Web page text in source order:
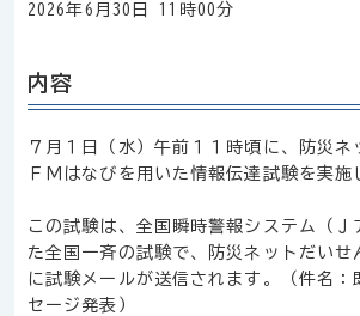
2026年6月30日 11時00分
内容
７月１日（水）午前１１時頃に、防災ネ
ＦＭはなびを用いた情報伝達試験を実施
この試験は、全国瞬時警報システム（Ｊ
た全国一斉の試験で、防災ネットだいせ
に試験メールが送信されます。（件名：
セージ発表）